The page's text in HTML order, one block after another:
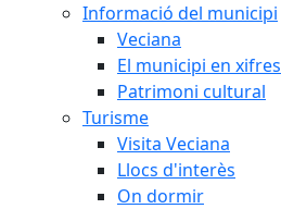
Informació del municipi
Veciana
El municipi en xifres
Patrimoni cultural
Turisme
Visita Veciana
Llocs d'interès
On dormir